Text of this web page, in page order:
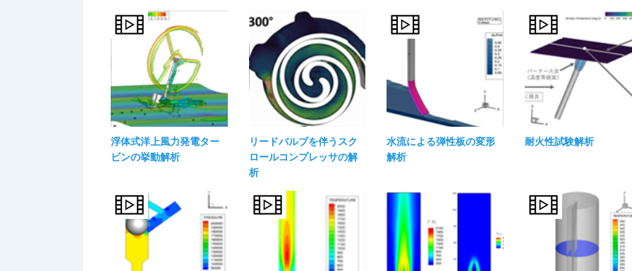
浮体式洋上風力発電ター
ビンの挙動解析
リードバルブを伴うスク
ロールコンプレッサの解
析
水流による弾性板の変形
解析
耐火性試験解析